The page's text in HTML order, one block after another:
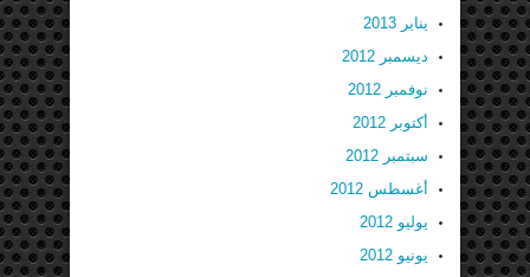
يناير 2013
ديسمبر 2012
نوفمبر 2012
أكتوبر 2012
سبتمبر 2012
أغسطس 2012
يوليو 2012
يونيو 2012